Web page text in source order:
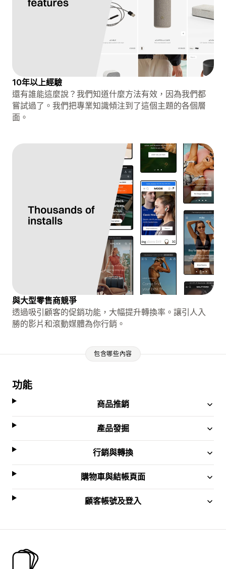
10年以上經驗
還有誰能這麼說？我們知道什麼方法有效，因為我們都
嘗試過了。我們把專業知識傾注到了這個主題的各個層
面。
與大型零售商競爭
透過吸引顧客的促銷功能，大幅提升轉換率。讓引人入
勝的影片和滾動媒體為你行銷。
包含哪些內容
功能
商品推銷
產品發掘
行銷與轉換
購物車與結帳頁面
顧客帳號及登入